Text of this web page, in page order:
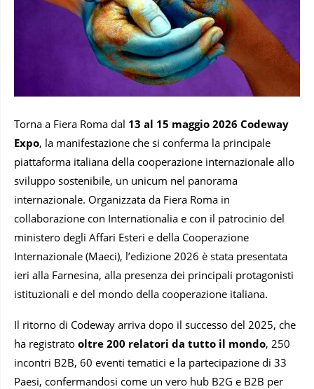
Torna a Fiera Roma dal 13 al 15 maggio 2026 Codeway
Expo, la manifestazione che si conferma la principale
piattaforma italiana della cooperazione internazionale allo
sviluppo sostenibile, un unicum nel panorama
internazionale. Organizzata da Fiera Roma in
collaborazione con Internationalia e con il patrocinio del
ministero degli Affari Esteri e della Cooperazione
Internazionale (Maeci), l’edizione 2026 è stata presentata
ieri alla Farnesina, alla presenza dei principali protagonisti
istituzionali e del mondo della cooperazione italiana.
Il ritorno di Codeway arriva dopo il successo del 2025, che
ha registrato oltre 200 relatori da tutto il mondo, 250
incontri B2B, 60 eventi tematici e la partecipazione di 33
Paesi, confermandosi come un vero hub B2G e B2B per